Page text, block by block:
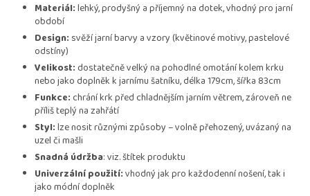
Materiál:lehký, prodyšný a příjemný na dotek, vhodný pro jarní
období
Design: svěží jarní barvy a vzory (květinové motivy, pastelové
odstíny)
Velikost: dostatečně velký na pohodlné omotání kolem krku
nebo jako doplněk k jarnímu šatníku, délka 179cm, šířka 83cm
Funkce: chrání krk před chladnějším jarním větrem, zároveň ne
příliš teplý na zahřátí
Styl:lze nosit různými způsoby – volně přehozený, uvázaný na
uzel či mašli
Snadná údržba: viz. štítek produktu
Univerzální použití:vhodný jak pro každodenní nošení, tak i
jako módní doplněk